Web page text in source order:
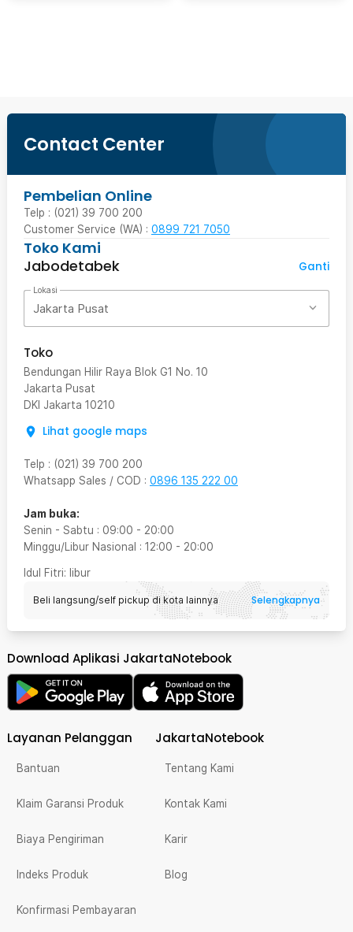
Contact Center
Pembelian Online
Telp : (021) 39 700 200
Customer Service (WA) : 0899 721 7050
Toko Kami
Jabodetabek
Ganti
Lokasi
Jakarta Pusat
Toko
Bendungan Hilir Raya Blok G1 No. 10
Jakarta Pusat
DKI Jakarta 10210
Lihat google maps
Telp : (021) 39 700 200
Whatsapp Sales / COD : 0896 135 222 00
Jam buka:
Senin - Sabtu : 09:00 - 20:00
Minggu/Libur Nasional : 12:00 - 20:00
Idul Fitri: libur
Beli langsung/self pickup di kota lainnya Selengkapnya
Download Aplikasi JakartaNotebook
Layanan Pelanggan
Bantuan
Klaim Garansi Produk
Biaya Pengiriman
Indeks Produk
Konfirmasi Pembayaran
JakartaNotebook
Tentang Kami
Kontak Kami
Karir
Blog